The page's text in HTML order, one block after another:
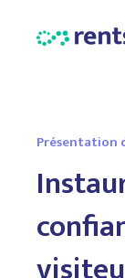
Présentation